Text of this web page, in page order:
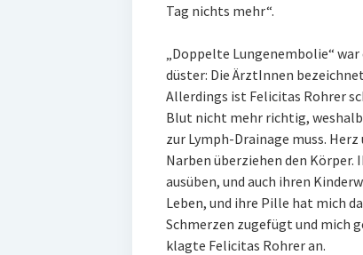
Tag nichts mehr“.
„Doppelte Lungenembolie“
düster: Die ÄrztInnen
Allerdings ist Felicitas Rohrer
Blut nicht mehr richtig,
zur Lymph-Drainage muss.
Narben überziehen den
ausüben, und auch ihren
Leben, und ihre Pille hat mich
Schmerzen zugefügt und mich
klagte Felicitas Rohrer an.